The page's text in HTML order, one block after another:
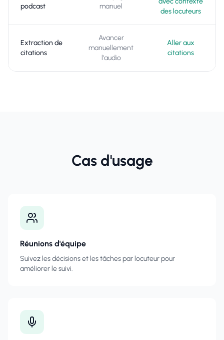
podcast
manuel
des locuteurs
Extraction de
citations
Avancer
manuellement
l'audio
Aller aux
citations
Cas d'usage
Réunions d'équipe
Suivez les décisions et les tâches par locuteur pour
améliorer le suivi.